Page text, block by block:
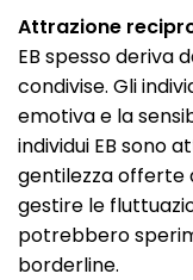
Attrazione
EB spesso deriva
condivise. Gli
emotiva e la
individui EB sono
gentilezza offerte
gestire le
potrebbero
borderline.